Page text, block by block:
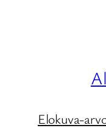
Elokuva-